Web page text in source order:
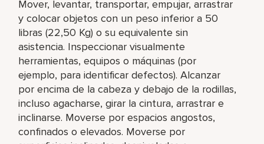
Mover, levantar, transportar, empujar, arrastrar
y colocar objetos con un peso inferior a 50
libras (22,50 Kg) o su equivalente sin
asistencia. Inspeccionar visualmente
herramientas, equipos o máquinas (por
ejemplo, para identificar defectos). Alcanzar
por encima de la cabeza y debajo de la rodillas,
incluso agacharse, girar la cintura, arrastrar e
inclinarse. Moverse por espacios angostos,
confinados o elevados. Moverse por